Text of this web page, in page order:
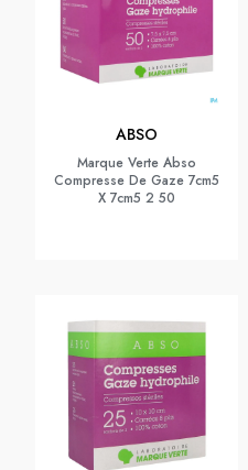
ABSO
Marque Verte Abso
Compresse De Gaze 7cm5
X 7cm5 2 50